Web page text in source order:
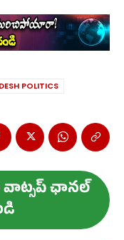
POLITICS
వాట్స‌ప్ ఛాన‌ల్